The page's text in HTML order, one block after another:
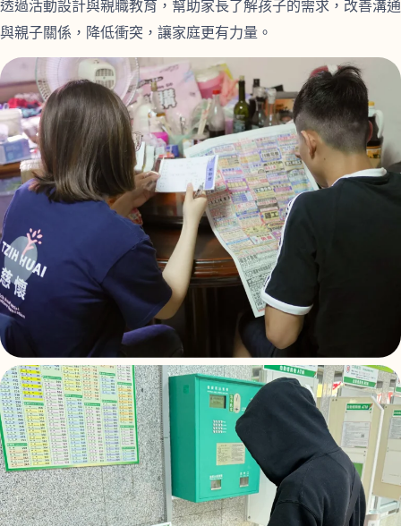
透過活動設計與親職教育，幫助家長了解孩子的需求，改善溝通
與親子關係，降低衝突，讓家庭更有力量。